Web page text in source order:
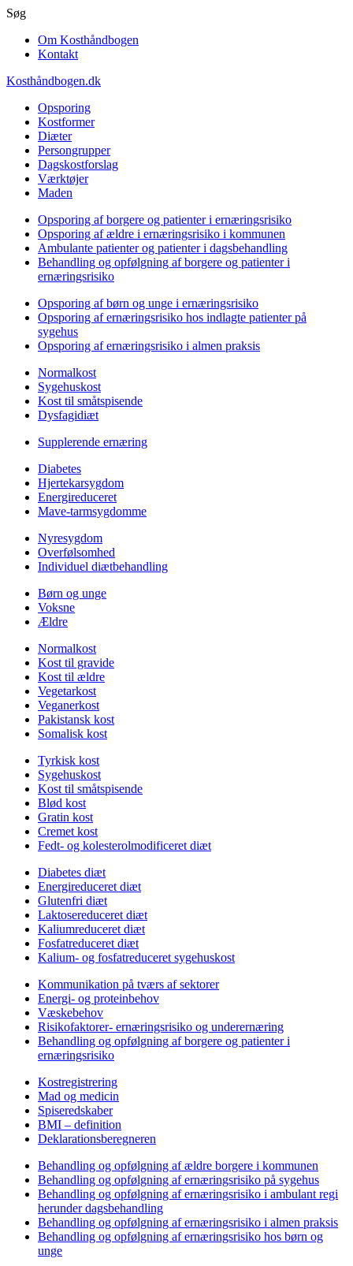
Gå
hovedindhold
Søg
Om Kosthåndbogen
Kontakt
Kosthåndbogen.dk
Opsporing
Kostformer
Diæter
Persongrupper
Dagskostforslag
Værktøjer
Maden
Opsporing af borgere og patienter i ernæringsrisiko
Opsporing af ældre i ernæringsrisiko i kommunen
Ambulante patienter og patienter i dagsbehandling
Behandling og opfølgning af borgere og patienter i
ernæringsrisiko
Opsporing af børn og unge i ernæringsrisiko
Opsporing af ernæringsrisiko hos indlagte patienter på
sygehus
Opsporing af ernæringsrisiko i almen praksis
Normalkost
Sygehuskost
Kost til småtspisende
Dysfagidiæt
Supplerende ernæring
Diabetes
Hjertekarsygdom
Energireduceret
Mave-tarmsygdomme
Nyresygdom
Overfølsomhed
Individuel diætbehandling
Børn og unge
Voksne
Ældre
Normalkost
Kost til gravide
Kost til ældre
Vegetarkost
Veganerkost
Pakistansk kost
Somalisk kost
Tyrkisk kost
Sygehuskost
Kost til småtspisende
Blød kost
Gratin kost
Cremet kost
Fedt- og kolesterolmodificeret diæt
Diabetes diæt
Energireduceret diæt
Glutenfri diæt
Laktosereduceret diæt
Kaliumreduceret diæt
Fosfatreduceret diæt
Kalium- og fosfatreduceret sygehuskost
Kommunikation på tværs af sektorer
Energi- og proteinbehov
Væskebehov
Risikofaktorer- ernæringsrisiko og underernæring
Behandling og opfølgning af borgere og patienter i
ernæringsrisiko
Kostregistrering
Mad og medicin
Spiseredskaber
BMI – definition
Deklarationsberegneren
Behandling og opfølgning af ældre borgere i kommunen
Behandling og opfølgning af ernæringsrisiko på sygehus
Behandling og opfølgning af ernæringsrisiko i ambulant regi
herunder dagsbehandling
Behandling og opfølgning af ernæringsrisiko i almen praksis
Behandling og opfølgning af ernæringsrisiko hos børn og
unge